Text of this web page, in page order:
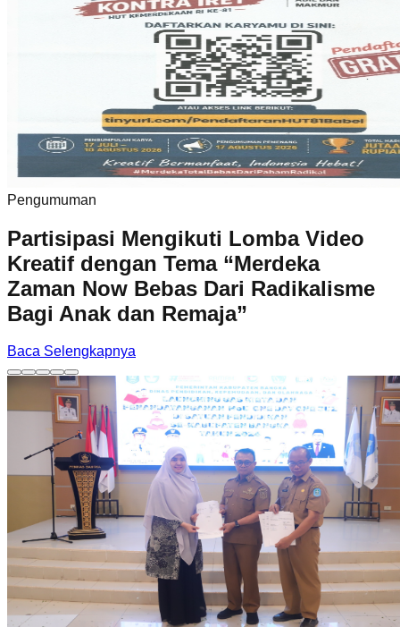
Pengumuman
Partisipasi Mengikuti Lomba Video
Kreatif dengan Tema “Merdeka
Zaman Now Bebas Dari Radikalisme
Bagi Anak dan Remaja”
Baca Selengkapnya